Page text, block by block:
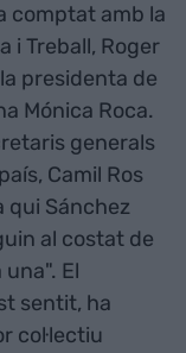
comptat amb la
i Treball, Roger
presidenta de
Mónica Roca.
generals
Camil Ros
qui Sánchez
al costat de
El
sentit, ha
col·lectiu